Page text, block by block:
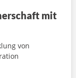
mit
von